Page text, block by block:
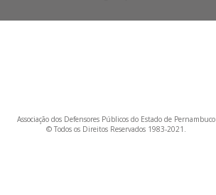
Associação dos Defensores Públicos do Estado de Pernambuco
© Todos os Direitos Reservados 1983-2021.